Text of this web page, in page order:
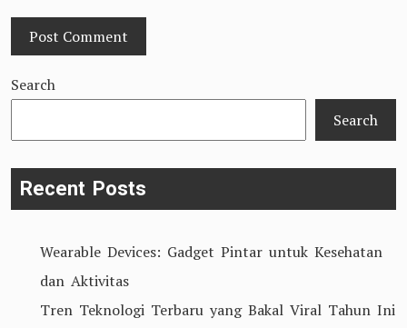
Search
Search
Recent Posts
Wearable Devices: Gadget Pintar untuk Kesehatan
dan Aktivitas
Tren Teknologi Terbaru yang Bakal Viral Tahun Ini